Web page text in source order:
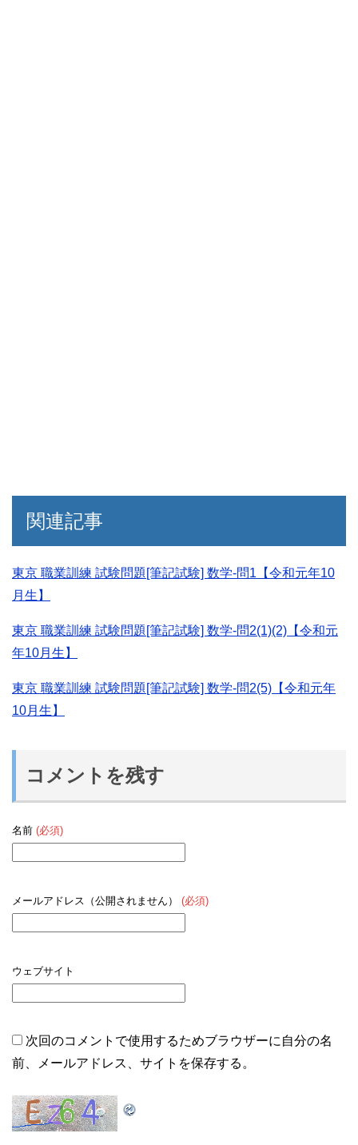
関連記事
東京 職業訓練 試験問題[筆記試験] 数学-問1【令和元年10
月生】
東京 職業訓練 試験問題[筆記試験] 数学-問2(1)(2)【令和元
年10月生】
東京 職業訓練 試験問題[筆記試験] 数学-問2(5)【令和元年
10月生】
コメントを残す
名前 (必須)
メールアドレス（公開されません） (必須)
ウェブサイト
次回のコメントで使用するためブラウザーに自分の名
前、メールアドレス、サイトを保存する。